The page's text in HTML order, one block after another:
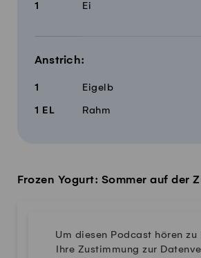
1 Ei
Anstrich:
1 Eigelb
1 EL Rahm
Frozen Yogurt: Sommer auf der
Um diesen Podcast hören zu
Ihre Zustimmung zur